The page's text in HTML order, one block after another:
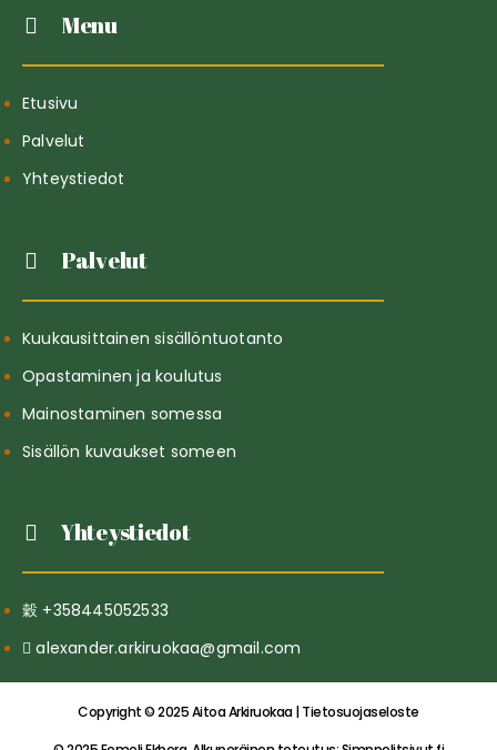
Menu
Etusivu
Palvelut
Yhteystiedot
Palvelut
Kuukausittainen sisällöntuotanto
Opastaminen ja koulutus
Mainostaminen somessa
Sisällön kuvaukset someen
Yhteystiedot
+358445052533
alexander.arkiruokaa@gmail.com
Copyright © 2025 Aitoa Arkiruokaa | Tietosuojaseloste